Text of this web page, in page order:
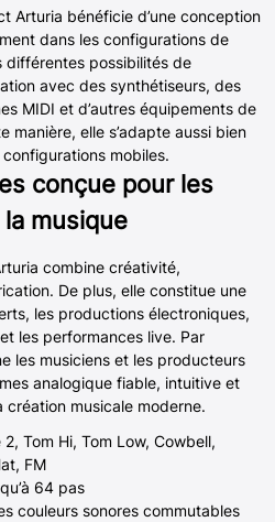
Arturia bénéficie d’une conception
dans les configurations de
différentes possibilités de
avec des synthétiseurs, des
MIDI et d’autres équipements de
manière, elle s’adapte aussi bien
mobiles.
conçue pour les
musique
combine créativité,
De plus, elle constitue une
les productions électroniques,
les performances live. Par
les musiciens et les producteurs
analogique fiable, intuitive et
musicale moderne.
Tom Hi, Tom Low, Cowbell,
FM
64 pas
couleurs sonores commutables